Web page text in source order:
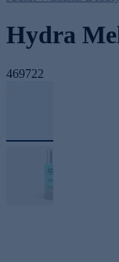
Hydra
469722